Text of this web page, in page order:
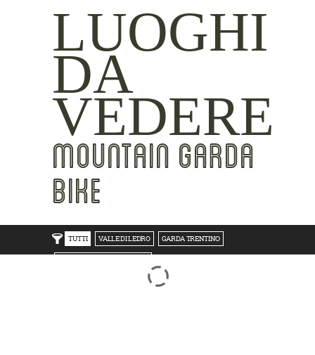
LUOGHI
DA
VEDERE
MOUNTAIN GARDA
BIKE
TUTTI VALLE DI LEDRO GARDA TRENTINO
ROVERETO M.BALDO V/GRESTA